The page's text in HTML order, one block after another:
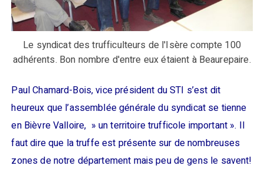
Le syndicat des trufficulteurs de l'Isère compte 100
adhérents. Bon nombre d'entre eux étaient à Beaurepaire.
Paul Chamard-Bois, vice président du STI s’est dit
heureux que l’assemblée générale du syndicat se tienne
en Bièvre Valloire, » un territoire trufficole important ». Il
faut dire que la truffe est présente sur de nombreuses
zones de notre département mais peu de gens le savent!